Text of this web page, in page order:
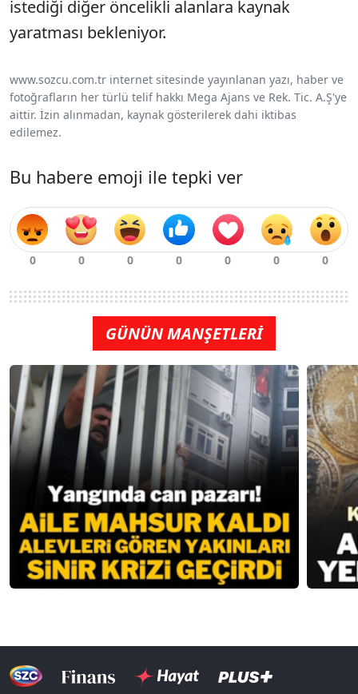
istediği diğer öncelikli alanlara kaynak
yaratması bekleniyor.
www.sozcu.com.tr internet sitesinde yayınlanan yazı, haber ve
fotoğrafların her türlü telif hakkı Mega Ajans ve Rek. Tic. A.Ş'ye
aittir. İzin alınmadan, kaynak gösterilerek dahi iktibas
edilemez.
Bu habere emoji ile tepki ver
GÜNÜN MANŞETLERİ